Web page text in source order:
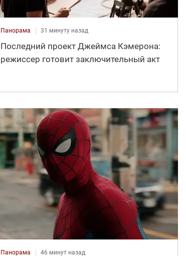
Панорама 31 минуту назад
Последний проект Джеймса Кэмерона:
режиссер готовит заключительный акт
Панорама 46 минут назад